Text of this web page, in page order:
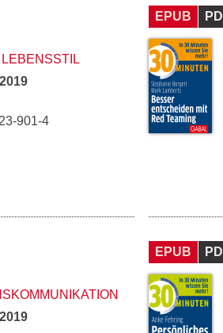
901-4
EPUB
EPUB